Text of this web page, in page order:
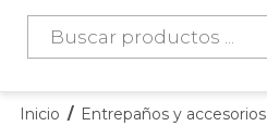
Búsqueda
productos
Inicio / Entrepaños y accesorios